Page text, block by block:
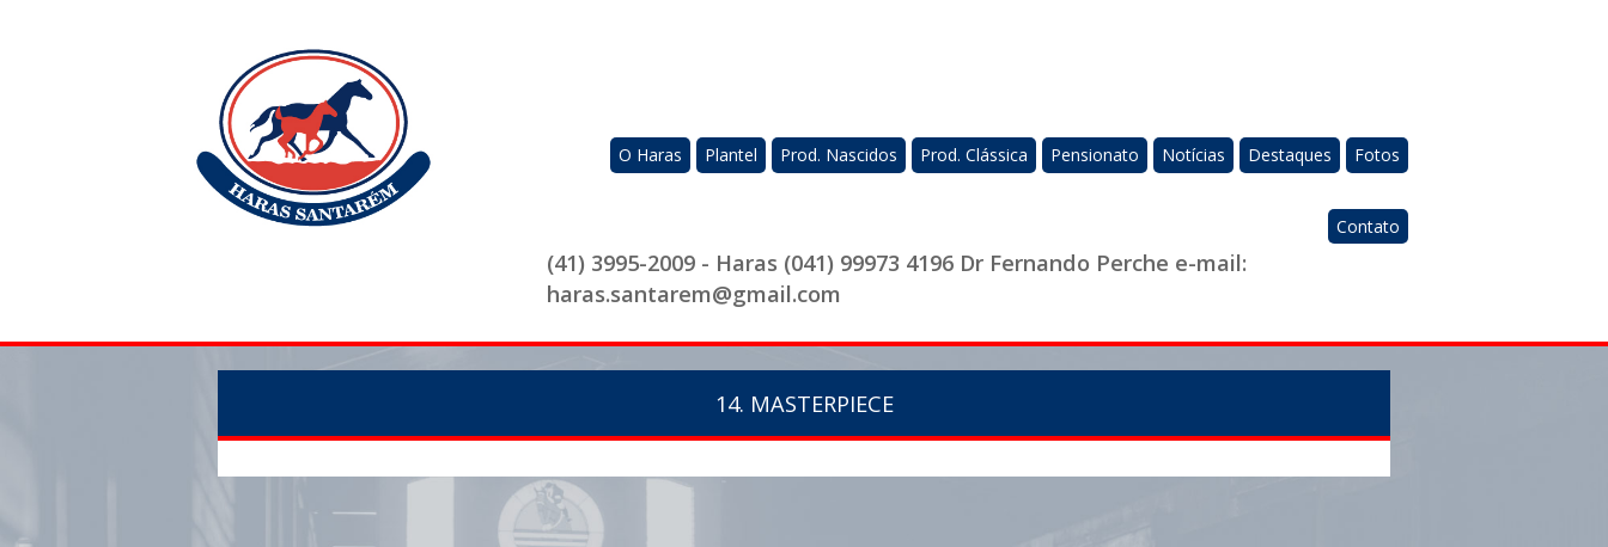
O Haras Plantel Prod. Nascidos Prod. Clássica Pensionato Notícias Destaques Fotos
Contato
(41) 3995-2009 - Haras (041) 99973 4196 Dr Fernando Perche e-mail:
haras.santarem@gmail.com
14. MASTERPIECE